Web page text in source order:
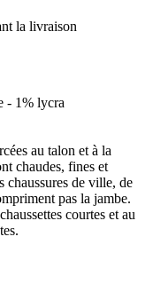
la livraison
- 1% lycra
au talon et à la
chaudes, fines et
chaussures de ville, de
pas la jambe.
courtes et au